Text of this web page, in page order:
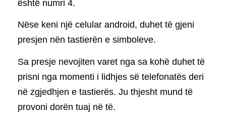
është numri 4.
Nëse keni një celular android, duhet të gjeni
presjen nën tastierën e simboleve.
Sa presje nevojiten varet nga sa kohë duhet të
prisni nga momenti i lidhjes së telefonatës deri
në zgjedhjen e tastierës. Ju thjesht mund të
provoni dorën tuaj në të.